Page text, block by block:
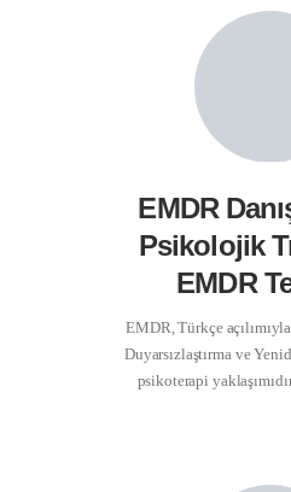
EMDR
Psikolojik
EMDR
EMDR, Türkçe
Duyarsızlaştırma ve
psikoterapi